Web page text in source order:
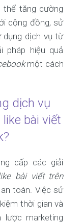
thể tăng cường
cộng đồng, sử
dụng dịch vụ từ
hiệu quả
một cách
dịch vụ
bài viết
cấp các giải
bài viết trên
toàn. Việc sử
thời gian và
lược marketing